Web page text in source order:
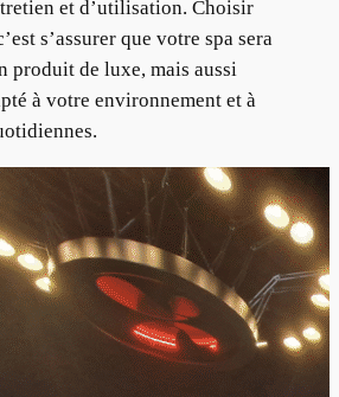
et d’utilisation. Choisir
s’assurer que votre spa sera
produit de luxe, mais aussi
à votre environnement et à